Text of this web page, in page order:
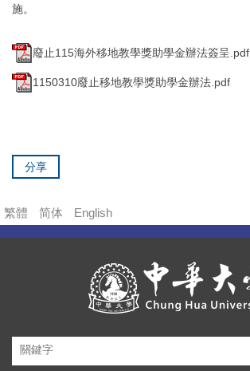
施。
廢止115海外移地教學獎助學金辦法簽呈.pdf
1150310廢止移地教學獎助學金辦法.pdf
分享
繁體 简体 English